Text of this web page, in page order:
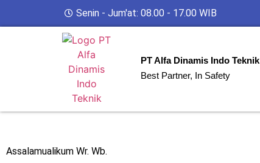
Senin - Jum'at: 08.00 - 17.00 WIB
PT Alfa Dinamis Indo Teknik
Best Partner, In Safety
Assalamualikum Wr. Wb.